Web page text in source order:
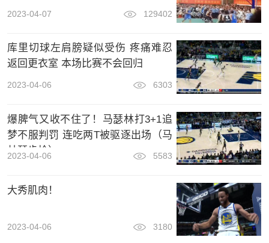
2023-04-07 129402
库里切球左肩膀疑似受伤 疼痛难忍
返回更衣室 本场比赛不会回归
2023-04-06 6303
爆脾气又收不住了！马瑟林打3+1追
梦不服判罚 连吃两T被驱逐出场（马
林瑟步枪）
2023-04-06 5583
大秀肌肉！
2023-04-06 3180